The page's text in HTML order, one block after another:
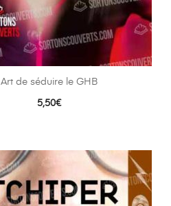
Art de séduire le GHB
5,50€